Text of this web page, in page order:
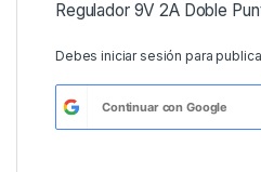
Regulador 9V 2A Doble
Debesiniciar sesión para
Continuar conGoogle